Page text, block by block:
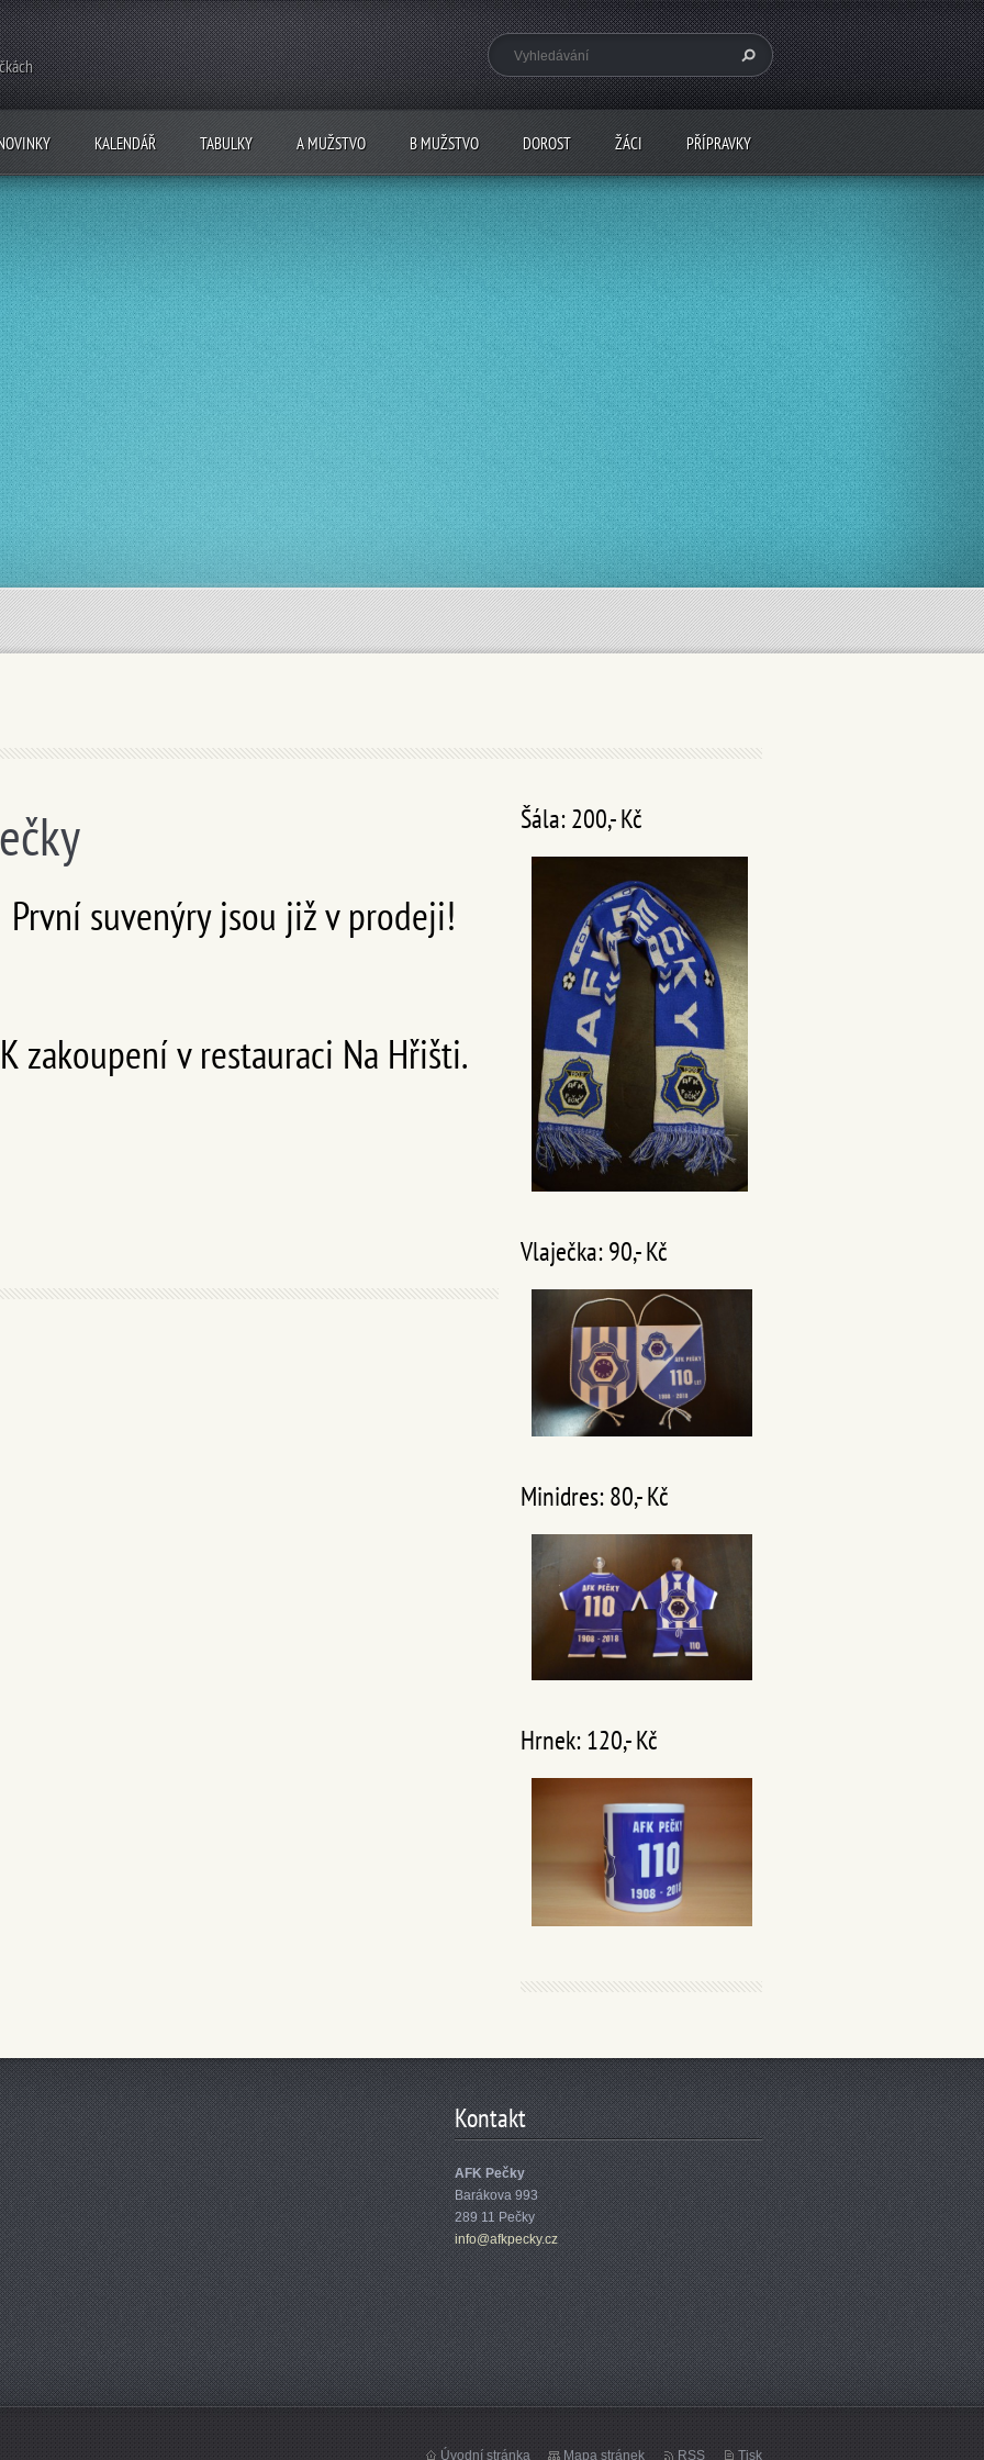
KALENDÁŘ TABULKY A MUŽSTVO B MUŽSTVO DOROST ŽÁCI PŘÍPRAVKY
První suvenýry jsou již v prodeji!
K zakoupení v restauraci Na Hřišti.
Šála: 200,- Kč
Vlaječka: 90,- Kč
Minidres: 80,- Kč
Hrnek: 120,- Kč
Kontakt
AFK Pečky
Barákova 993
289 11 Pečky
info@afkpecky.cz
Úvodní stránka Mapa stránek RSS Tisk